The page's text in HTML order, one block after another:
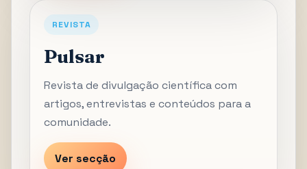
REVISTA
Pulsar
Revista de divulgação científica com
artigos, entrevistas e conteúdos para a
comunidade.
Ver secção